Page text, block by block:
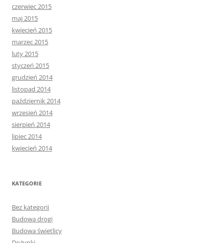
czerwiec 2015
maj 2015
kwiecień 2015
marzec 2015
luty 2015
styczeń 2015
grudzień 2014
listopad 2014
październik 2014
wrzesień 2014
sierpień 2014
lipiec 2014
kwiecień 2014
KATEGORIE
Bez kategorii
Budowa drogi
Budowa świetlicy